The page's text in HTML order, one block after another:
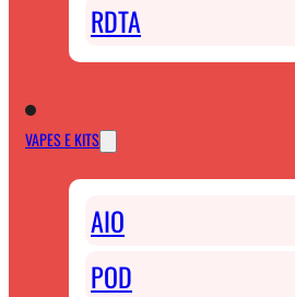
RDTA
VAPES E KITS
AIO
POD